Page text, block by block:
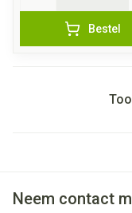
Bestel
Neem contact